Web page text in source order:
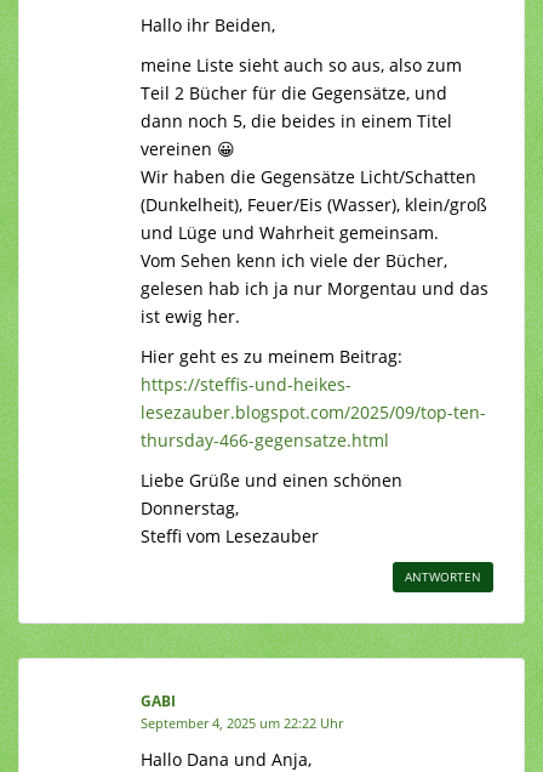
Hallo ihr Beiden,
meine Liste sieht auch so aus, also zum
Teil 2 Bücher für die Gegensätze, und
dann noch 5, die beides in einem Titel
vereinen 😀
Wir haben die Gegensätze Licht/Schatten
(Dunkelheit), Feuer/Eis (Wasser), klein/groß
und Lüge und Wahrheit gemeinsam.
Vom Sehen kenn ich viele der Bücher,
gelesen hab ich ja nur Morgentau und das
ist ewig her.
Hier geht es zu meinem Beitrag:
https://steffis-und-heikes-
lesezauber.blogspot.com/2025/09/top-ten-
thursday-466-gegensatze.html
Liebe Grüße und einen schönen
Donnerstag,
Steffi vom Lesezauber
ANTWORTEN
GABI
September 4, 2025 um 22:22 Uhr
Hallo Dana und Anja,